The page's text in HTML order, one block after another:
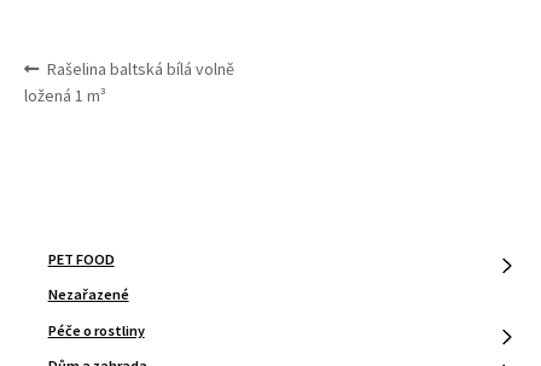
NAVIGACE
PRO
Předchozí
příspěvek:
Rašelina baltská bílá volně
ložená 1 m³
PET FOOD
Nezařazené
Péče o rostliny